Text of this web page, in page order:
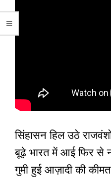
सिंहासन हिल उठे
बूढ़े भारत में आई फिर से
गुमी हुई आज़ादी की